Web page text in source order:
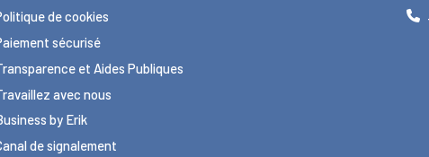
de cookies
sécurisé
et Aides Publiques
avec nous
by Erik
de signalement